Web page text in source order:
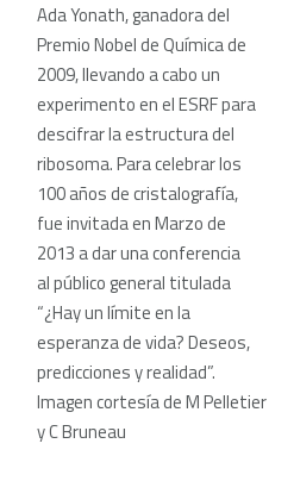
Ada Yonath, ganadora del
Premio Nobel de Química de
2009, llevando a cabo un
experimento en el ESRF para
descifrar la estructura del
ribosoma. Para celebrar los
100 años de cristalografía,
fue invitada en Marzo de
2013 a dar una conferencia
al público general titulada
“¿Hay un límite en la
esperanza de vida? Deseos,
predicciones y realidad”.
Imagen cortesía de M Pelletier
y C Bruneau